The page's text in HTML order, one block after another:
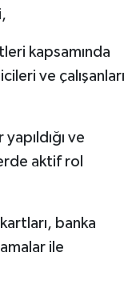
kapsamında
ve çalışanları
ve
aktif rol
banka
ile